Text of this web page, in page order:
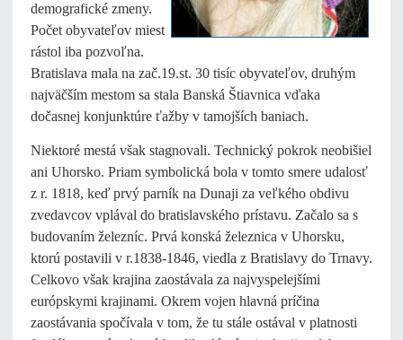
demografické zmeny.
Počet obyvateľov miest
rástol iba pozvoľna.
Bratislava mala na zač.19.st. 30 tisíc obyvateľov, druhým
najväčším mestom sa stala Banská Štiavnica vďaka
dočasnej konjunktúre ťažby v tamojších baniach.
Niektoré mestá však stagnovali. Technický pokrok neobišiel
ani Uhorsko. Priam symbolická bola v tomto smere udalosť
z r. 1818, keď prvý parník na Dunaji za veľkého obdivu
zvedavcov vplával do bratislavského prístavu. Začalo sa s
budovaním železníc. Prvá konská železnica v Uhorsku,
ktorú postavili v r.1838-1846, viedla z Bratislavy do Trnavy.
Celkovo však krajina zaostávala za najvyspelejšími
európskymi krajinami. Okrem vojen hlavná príčina
zaostávania spočívala v tom, že tu stále ostával v platnosti